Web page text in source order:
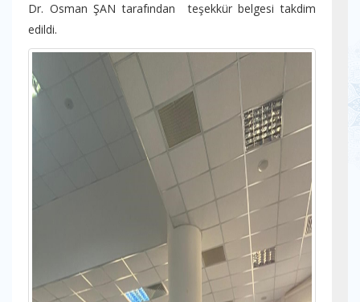
Dr. Osman ŞAN tarafından teşekkür belgesi takdim
edildi.